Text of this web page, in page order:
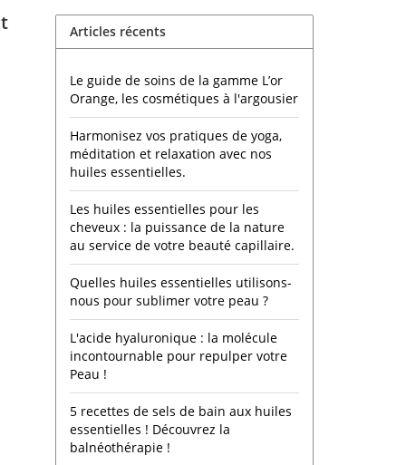
Articles récents
Le guide de soins de la gamme L’or
Orange, les cosmétiques à l'argousier
Harmonisez vos pratiques de yoga,
méditation et relaxation avec nos
huiles essentielles.
Les huiles essentielles pour les
cheveux : la puissance de la nature
au service de votre beauté capillaire.
Quelles huiles essentielles utilisons-
nous pour sublimer votre peau ?
L'acide hyaluronique : la molécule
incontournable pour repulper votre
Peau !
5 recettes de sels de bain aux huiles
essentielles ! Découvrez la
balnéothérapie !